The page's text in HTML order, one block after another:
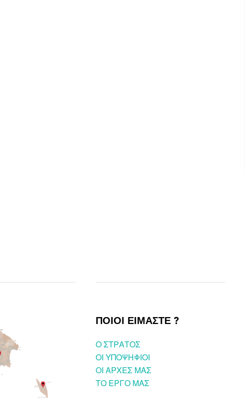
ΠΟΙΟΙ ΕΙΜΑΣΤΕ ?
O ΣΤΡΑΤΟΣ
ΟΙ ΥΠΟΨΗΦΙΟΙ
OI ΑΡΧΕΣ ΜΑΣ
ΤΟ ΕΡΓΟ ΜΑΣ